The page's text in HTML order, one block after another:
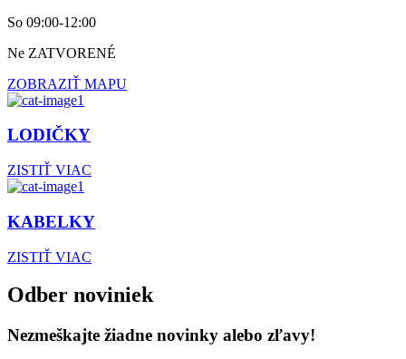
So 09:00-12:00
Ne ZATVORENÉ
ZOBRAZIŤ MAPU
LODIČKY
ZISTIŤ VIAC
KABELKY
ZISTIŤ VIAC
Odber noviniek
Nezmeškajte žiadne novinky alebo zľavy!